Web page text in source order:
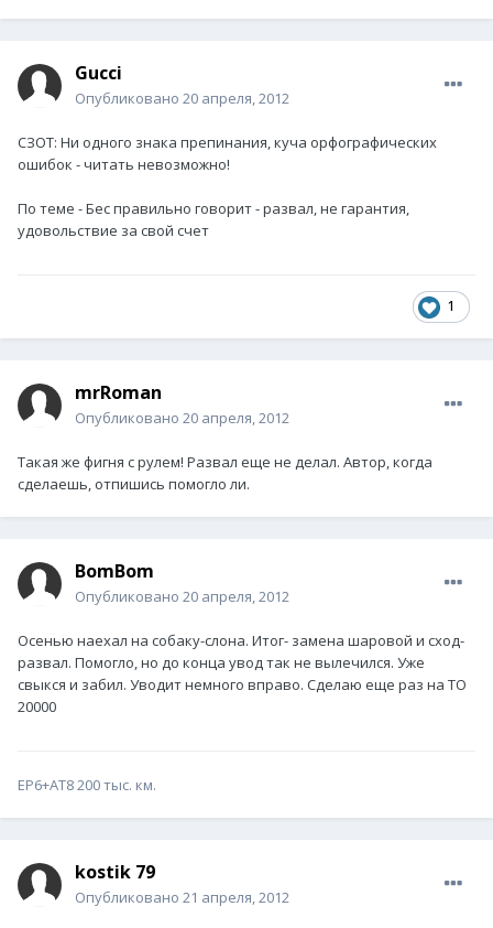
Gucci
Опубликовано 20 апреля, 2012
СЗОТ: Ни одного знака препинания, куча орфографических
ошибок - читать невозможно!
По теме - Бес правильно говорит - развал, не гарантия,
удовольствие за свой счет
1
mrRoman
Опубликовано 20 апреля, 2012
Такая же фигня с рулем! Развал еще не делал. Автор, когда
сделаешь, отпишись помогло ли.
BomBom
Опубликовано 20 апреля, 2012
Осенью наехал на собаку-слона. Итог- замена шаровой и сход-
развал. Помогло, но до конца увод так не вылечился. Уже
свыкся и забил. Уводит немного вправо. Сделаю еще раз на ТО
20000
EP6+AT8 200 тыс. км.
kostik 79
Опубликовано 21 апреля, 2012